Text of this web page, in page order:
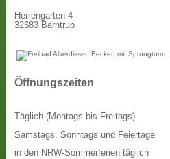
Herrengarten 4
32683 Barntrup
Öffnungszeiten
Täglich (Montags bis Freitags)
Samstags, Sonntags und Feiertage
in den NRW-Sommerferien täglich